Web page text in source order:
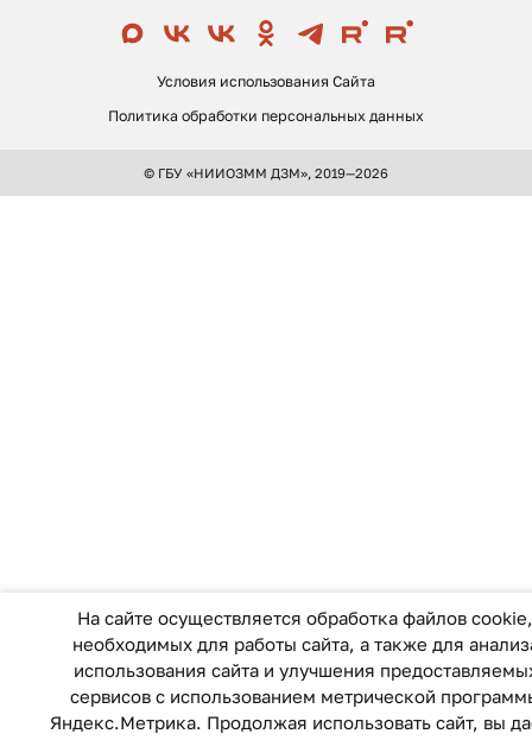
Условия использования Сайта
Политика обработки персональных данных
© ГБУ «НИИОЗММ ДЗМ», 2019—2026
На сайте осуществляется обработка файлов cookie,
необходимых для работы сайта, а также для
использования сайта и улучшения
сервисов с использованием метрической
Яндекс.Метрика. Продолжая использовать сайт, вы